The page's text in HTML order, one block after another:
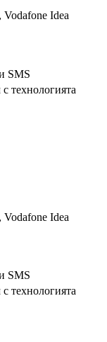
Idea
SMS
технологията
Idea
SMS
технологията